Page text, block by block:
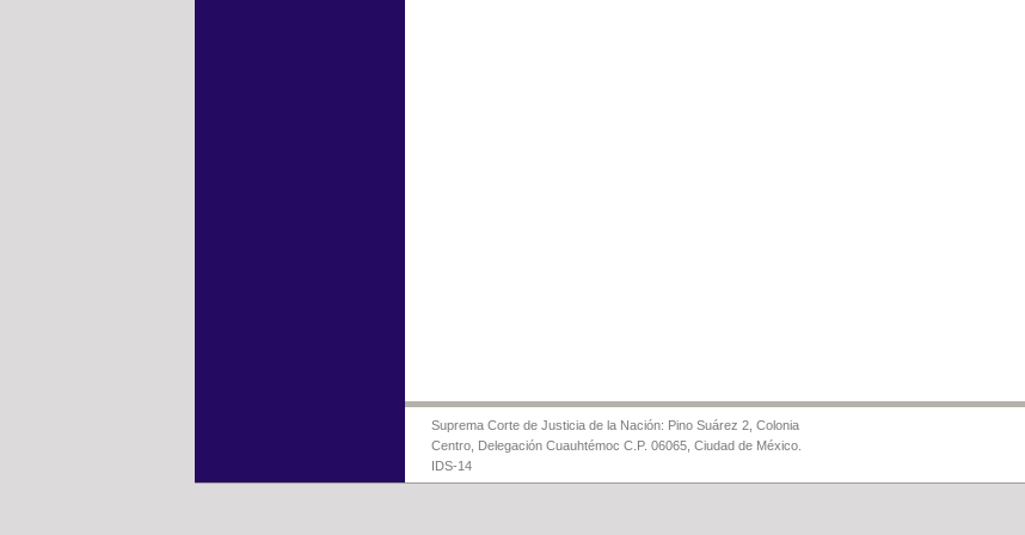
Suprema Corte de Justicia de la Nación: Pino Suárez 2, Colonia
Centro, Delegación Cuauhtémoc C.P. 06065, Ciudad de México.
IDS-14